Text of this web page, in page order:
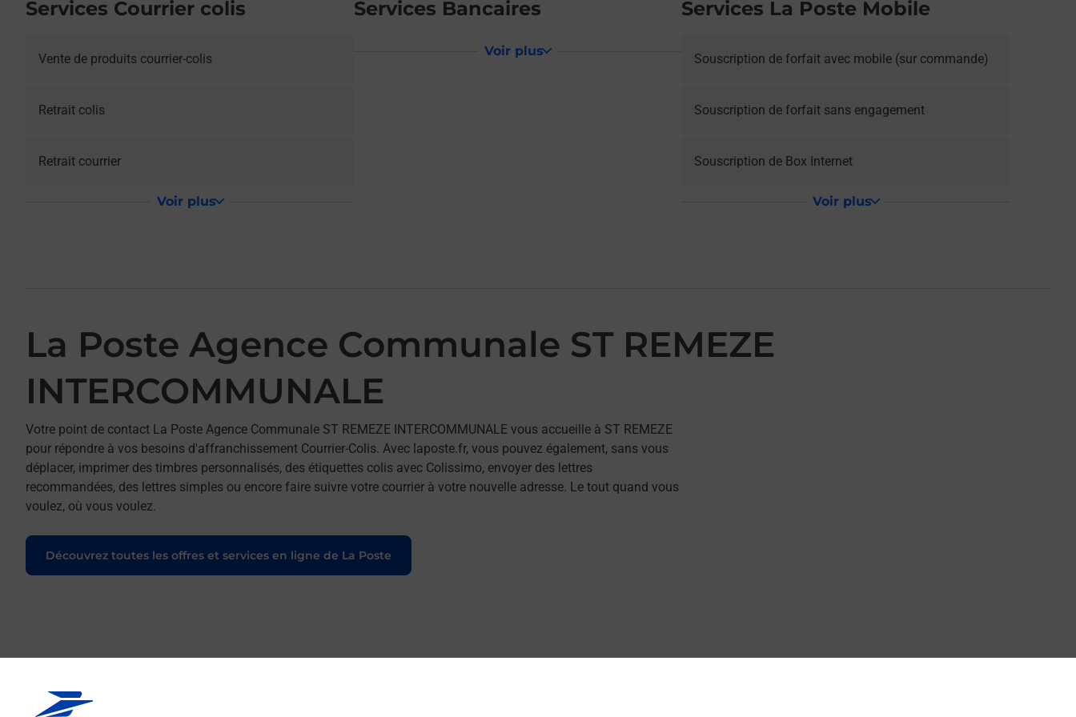
Services Courrier colis
Vente de produits courrier-colis
Retrait colis
Retrait courrier
Voir plus
Services Bancaires
Voir plus
Services La Poste Mobile
Souscription de forfait avec mobile (sur commande)
Souscription de forfait sans engagement
Souscription de Box Internet
Voir plus
La Poste Agence Communale ST REMEZE
INTERCOMMUNALE
Votre point de contact La Poste Agence Communale ST REMEZE INTERCOMMUNALE vous accueille à ST REMEZE
pour répondre à vos besoins d'affranchissement Courrier-Colis. Avec laposte.fr, vous pouvez également, sans vous
déplacer, imprimer des timbres personnalisés, des étiquettes colis avec Colissimo, envoyer des lettres
recommandées, des lettres simples ou encore faire suivre votre courrier à votre nouvelle adresse. Le tout quand vous
voulez, où vous voulez.
Découvrez toutes les offres et services en ligne de La Poste